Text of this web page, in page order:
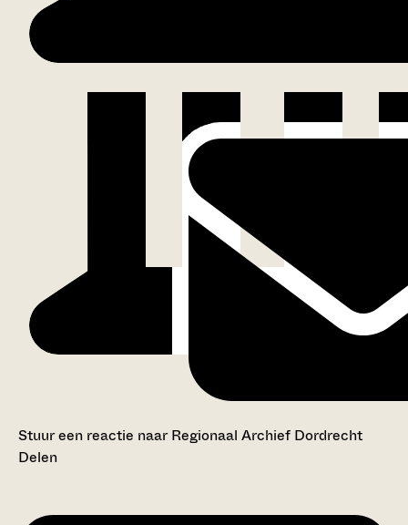
Stuur een reactie naar Regionaal Archief Dordrecht
Delen